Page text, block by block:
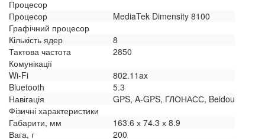
Процесор
Процесор
MediaTek Dimensity 8100
Графічний процесор
Кількість ядер
8
Тактова частота
2850
Комунікації
Wi-Fi
802.11ax
Bluetooth
5.3
Навігація
GPS, A-GPS, ГЛОНАСС, Beidou
Фізичні характеристики
Габарити, мм
163.6 х 74.3 х 8.9
Вага, г
200